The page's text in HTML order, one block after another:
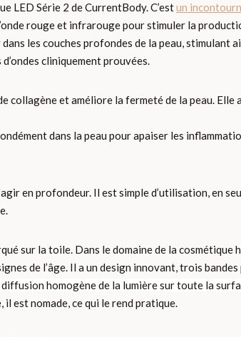
LED Série 2 de CurrentBody. C’estun
rouge et infrarouge pour stimuler la
les couches profondes de la peau, stimulant
cliniquement prouvées.
collagène et améliore la fermeté de la peau.
dans la peau pour apaiser les
en profondeur. Il est simple d’utilisation, en
sur la toile. Dans le domaine de la
de l’âge. Il a un design innovant, trois
homogène de la lumière sur toute la
il est nomade, ce qui le rend pratique.